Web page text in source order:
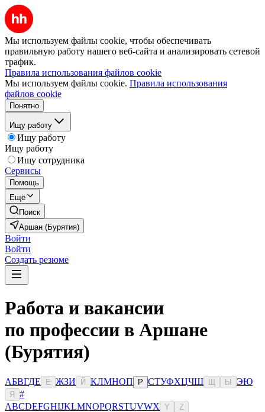
Мы используем файлы cookie, чтобы обеспечивать
правильную работу нашего веб-сайта и анализировать сетевой
трафик.
Правила использования файлов cookie
Мы используем файлы cookie. Правила использования
файлов cookie
Понятно
Ищу работу
Ищу работу
Ищу работу
Ищу сотрудника
Сервисы
Помощь
Ещё
Поиск
Аршан (Бурятия)
Войти
Войти
Создать резюме
Работа и вакансии
по профессии в Аршане
(Бурятия)
АБВГДЕ Ё ЖЗИ Й КЛМНОП Р СТУФХЦЧШ Ы ЭЮ
Я
#
ABCDEFGHIJKLMNOPQRSTUVWX Y Z